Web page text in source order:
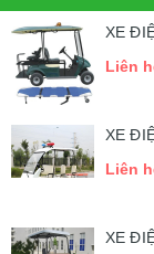
XE
Liên
XE
Liên
XE